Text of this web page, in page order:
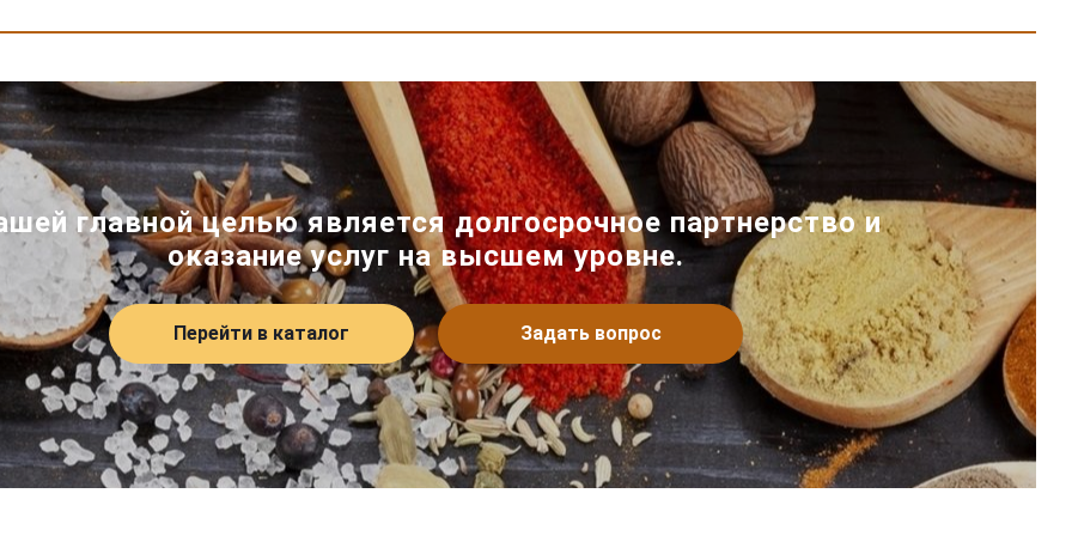
главной целью является долгосрочное партнерство и
оказание услуг на высшем уровне.
Перейти в каталог Задать вопрос